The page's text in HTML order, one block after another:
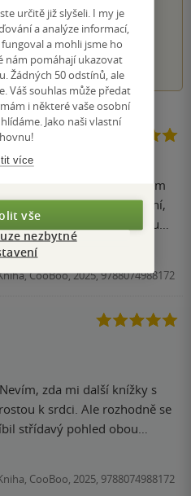
4.3 z 5
5
se hrozně líbila a zhltla jsem
postavami se hezky mění,
která odstartují novou
nových informacích o
je plná zvratů a
CooBoo, 2025, 9788074988172
zda mi další knížky s
k srdci. Ale rozhodně se
střídavý pohled obou
A Vincent...bylo mi ho
CooBoo, 2025, 9788074988172
určitě již slyšeli. I my je
a analýze informací,
a mohli jsme ho
nám pomáhají ukazovat
Žádných 50 odstínů, ale
Váš souhlas může předat
i některé vaše osobní
Jako naši vlastní
více
vše
nezbytné